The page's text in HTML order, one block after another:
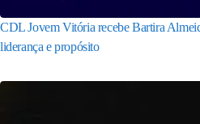
CDL Jovem Vitória recebe Bartira
liderança e propósito